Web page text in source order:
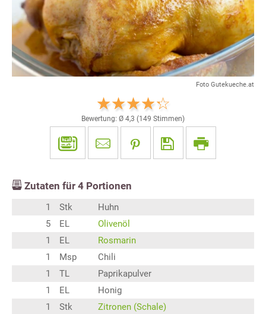
Foto Gutekueche.at
Bewertung: Ø 4,3 (149 Stimmen)
Zutaten für 4 Portionen
1 Stk
Huhn
5
EL
Olivenöl
1
EL
Rosmarin
1
Msp
Chili
1
TL
Paprikapulver
1
EL
Honig
1
Stk
Zitronen (Schale)